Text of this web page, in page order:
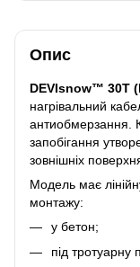
Опис
DEVIsnow™ 30T
нагрівальний
антиобмерзання.
запобігання
зовнішніх
Модель має
монтажу:
у бетон;
під тротуарну